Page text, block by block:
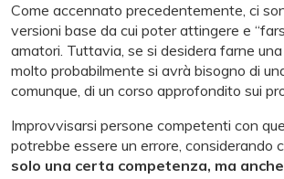
Come accennato precedentemente, ci
versioni base da cui poter attingere e
amatori. Tuttavia, se si desidera farne
molto probabilmente si avrà bisogno di
comunque, di un corso approfondito sui
Improvvisarsi persone competenti con
potrebbe essere un errore, considerando
solo una certa competenza, ma